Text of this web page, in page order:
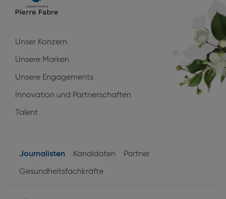
navigation
Unser Konzern
Unsere Marken
Unsere Engagements
Innovation und Partnerschaften
Talent
User
Journalisten Kandidaten Partner
Gesundheitsfachkräfte